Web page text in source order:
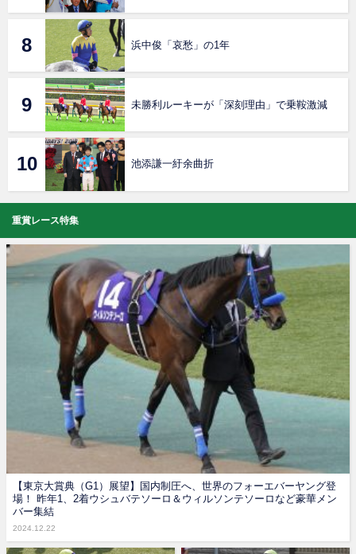
浜中俊「哀愁」の1年
未勝利ルーキーが「深刻理由」で乗鞍激減
池添謙一紆余曲折
重賞レース特集
【東京大賞典（G1）展望】国内制圧へ、世界のフォーエバーヤング登
場！ 昨年1、2着ウシュバテソーロ＆ウィルソンテソーロなど豪華メン
バー集結
2024.12.22